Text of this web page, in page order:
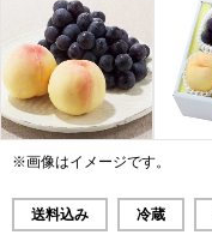
※画像はイメージです。
送料込み 冷蔵